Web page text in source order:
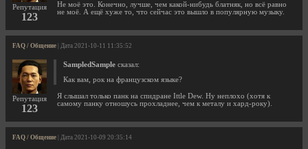
Репутация
123
Не моё это. Конечно, лучше, чем какой-нибудь блатняк, но всё равно
не моё. А ещё хуже то, что сейчас это вышло в популярную музыку.
FAQ / Общение | Дата 2021-10-11 11:35:52
Репутация
123
SampledSample сказал:
Как вам, рок на французском языке?
Я слышал только панк на спидране Ittle Dew. Ну неплохо (хотя к
самому панку отношусь прохладнее, чем к металу и хард-року).
FAQ / Общение | Дата 2021-10-09 20:35:14